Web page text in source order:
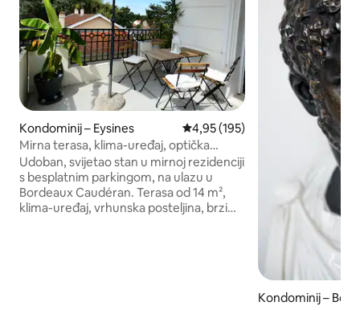
Kondominij – Eysines Prosječna ocjena: 4,95/5,
4,95 (195)
Mirna terasa, klima-uređaj, optička
vlakna, parkiralište, Eysines-Bordeaux
Udoban, svijetao stan u mirnoj rezidenciji
s besplatnim parkingom, na ulazu u
Bordeaux Caudéran. Terasa od 14 m²,
klima-uređaj, vrhunska posteljina, brzi
Kondominij –